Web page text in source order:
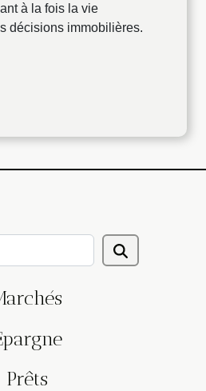
à la fois la vie
décisions immobilières.
Prêts